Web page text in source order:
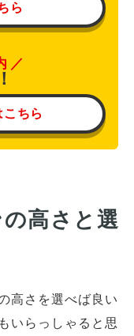
ら
ちら
高さと選
高さを選べば良い
いらっしゃると思